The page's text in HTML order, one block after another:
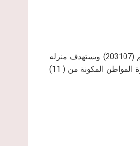
2- عبد الفتاح محمد عبد الفتاح جوابرة: حيث تلقى إخطار وقف العمل الذي يحمل الرقم (203107) ويستهدف منزله
) حيث من المقرر أن تقطنه أسرة المواطن المكونة من ( 11)